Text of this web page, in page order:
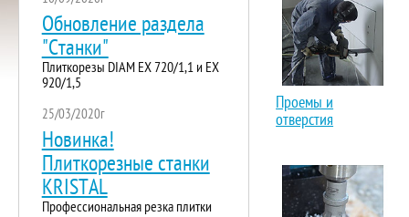
Обновление раздела
"Станки"
Плиткорезы DIAM EX 720/1,1 и EX
920/1,5
25/03/2020г
Новинка!
Плиткорезные станки
KRISTAL
Профессиональная резка плитки
Проемы и
отверстия